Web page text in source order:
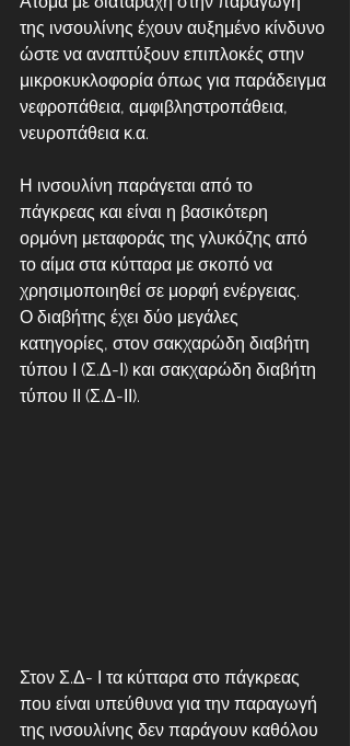
της ινσουλίνης έχουν αυξημένο κίνδυνο
ώστε να αναπτύξουν επιπλοκές στην
μικροκυκλοφορία όπως για παράδειγμα
νεφροπάθεια, αμφιβληστροπάθεια,
νευροπάθεια κ.α.
Η ινσουλίνη παράγεται από το
πάγκρεας και είναι η βασικότερη
ορμόνη μεταφοράς της γλυκόζης από
το αίμα στα κύτταρα με σκοπό να
χρησιμοποιηθεί σε μορφή ενέργειας.
Ο διαβήτης έχει δύο μεγάλες
κατηγορίες, στον σακχαρώδη διαβήτη
τύπου Ι (Σ.Δ-Ι) και σακχαρώδη διαβήτη
τύπου ΙΙ (Σ.Δ-ΙΙ).
Στον Σ.Δ- Ι τα κύτταρα στο πάγκρεας
που είναι υπεύθυνα για την παραγωγή
της ινσουλίνης δεν παράγουν καθόλου